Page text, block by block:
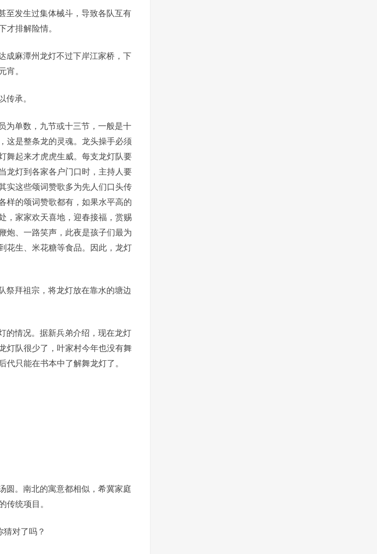
至发生过集体械斗，导致各队互有
才排解险情。
成麻潭州龙灯不过下岸江家桥，下
宵。
传承。
为单数，九节或十三节，一般是十
这是整条龙的灵魂。龙头操手必须
舞起来才虎虎生威。每支龙灯队要
龙灯到各家各户门口时，主持人要
实这些颂词赞歌多为先人们口头传
样的颂词赞歌都有，如果水平高的
，家家欢天喜地，迎春接福，赏赐
炮、一路笑声，此夜是孩子们最为
花生、米花糖等食品。因此，龙灯
祭拜祖宗，将龙灯放在靠水的塘边
的情况。据新兵弟介绍，现在龙灯
灯队很少了，叶家村今年也没有舞
只能在书本中了解舞龙灯了。
圆。南北的寓意都相似，希冀家庭
传统项目。
猜对了吗？